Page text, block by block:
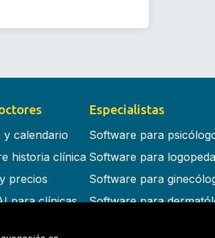
y calendario
historia clínica
precios
para clínicas
Especialistas
Software para
Software para
Software para
Software para